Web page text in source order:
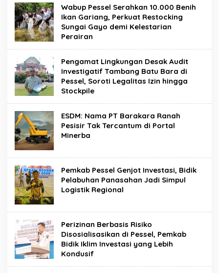
Wabup Pessel Serahkan 10.000 Benih
Ikan Gariang, Perkuat Restocking
Sungai Gayo demi Kelestarian
Perairan
Pengamat Lingkungan Desak Audit
Investigatif Tambang Batu Bara di
Pessel, Soroti Legalitas Izin hingga
Stockpile
ESDM: Nama PT Barakara Ranah
Pesisir Tak Tercantum di Portal
Minerba
Pemkab Pessel Genjot Investasi, Bidik
Pelabuhan Panasahan Jadi Simpul
Logistik Regional
Perizinan Berbasis Risiko
Disosialisasikan di Pessel, Pemkab
Bidik Iklim Investasi yang Lebih
Kondusif